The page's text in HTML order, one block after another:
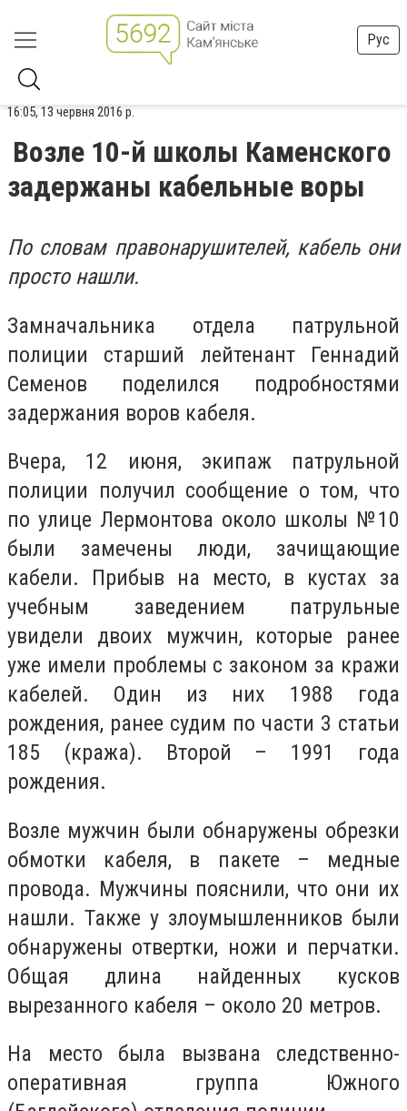
Рус
16:05, 13 червня 2016 р.
Возле 10-й школы Каменского
задержаны кабельные воры
По словам правонарушителей, кабель они
просто нашли.
Замначальника отдела патрульной
полиции старший лейтенант Геннадий
Семенов поделился подробностями
задержания воров кабеля.
Вчера, 12 июня, экипаж патрульной
полиции получил сообщение о том, что
по улице Лермонтова около школы №10
были замечены люди, зачищающие
кабели. Прибыв на место, в кустах за
учебным заведением патрульные
увидели двоих мужчин, которые ранее
уже имели проблемы с законом за кражи
кабелей. Один из них 1988 года
рождения, ранее судим по части 3 статьи
185 (кража). Второй – 1991 года
рождения.
Возле мужчин были обнаружены обрезки
обмотки кабеля, в пакете – медные
провода. Мужчины пояснили, что они их
нашли. Также у злоумышленников были
обнаружены отвертки, ножи и перчатки.
Общая длина найденных кусков
вырезанного кабеля – около 20 метров.
На место была вызвана следственно-
оперативная группа Южного